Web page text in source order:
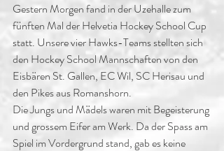
Gestern Morgen fand in der Uzehalle zum
fünften Mal der Helvetia Hockey School Cup
statt. Unsere vier Hawks-Teams stellten sich
den Hockey School Mannschaften von den
Eisbären St. Gallen, EC Wil, SC Herisau und
den Pikes aus Romanshorn.
Die Jungs und Mädels waren mit Begeisterung
und grossem Eifer am Werk. Da der Spass am
Spiel im Vordergrund stand, gab es keine